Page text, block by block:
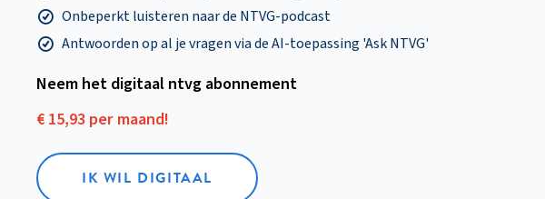
Onbeperkt luisteren naar de NTVG-podcast
Antwoorden op al je vragen via de AI-toepassing 'Ask NTVG'
Neem het digitaal ntvg abonnement
€ 15,93 per maand!
IK WIL DIGITAAL